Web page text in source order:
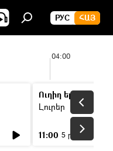
РУС ՀԱՅ
04:00
Ուղիղ եթեր
Լուրեր
11:00 5 ր